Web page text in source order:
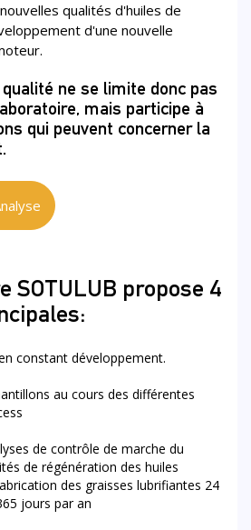
qualités d'huiles de
d'une nouvelle
ne se limite donc pas
mais participe à
qui peuvent concerner la
SOTULUB propose 4
constant développement.
au cours des différentes
de contrôle de marche du
de régénération des huiles
des graisses lubrifiantes 24
jours par an